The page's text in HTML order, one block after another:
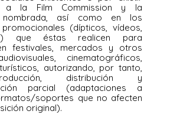
a la Film Commission y la
nombrada, así como en los
(dípticos, vídeos,
que éstas realicen para
festivales, mercados y otros
cinematográficos,
autorizando, por tanto,
distribución y
parcial (adaptaciones a
soportes que no afecten
original).